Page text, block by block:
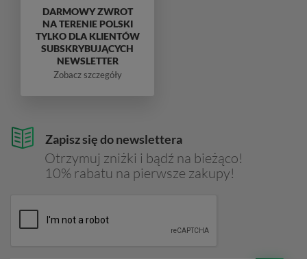
Zapisz się do newslettera
Otrzymuj zniżki i bądź na bieżąco!
10% rabatu na pierwsze zakupy!
DARMOWY ZWROT
NA TERENIE POLSKI
TYLKO DLA KLIENTÓW
SUBSKRYBUJĄCYCH
NEWSLETTER
Zobacz szczegóły